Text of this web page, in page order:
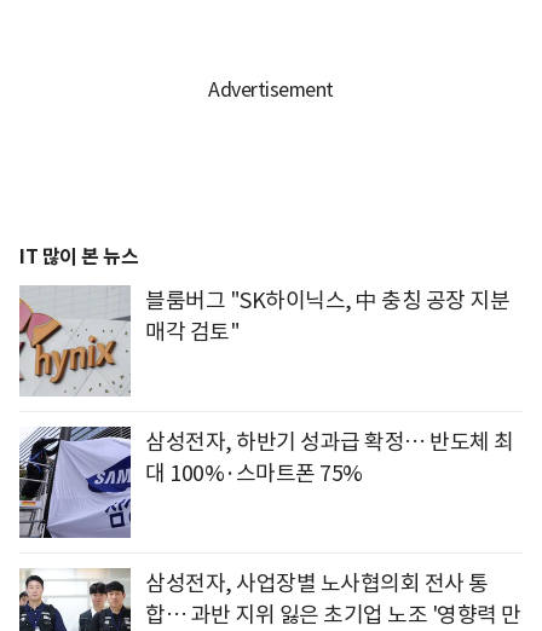
IT 많이 본 뉴스
블룸버그 "SK하이닉스, 中 충칭 공장 지분
매각 검토"
삼성전자, 하반기 성과급 확정… 반도체 최
대 100%·스마트폰 75%
삼성전자, 사업장별 노사협의회 전사 통
합… 과반 지위 잃은 초기업 노조 '영향력 만